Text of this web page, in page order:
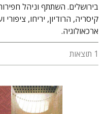
בירושלים. השתתף וניהל
קיסריה, הרודיון, יריחו,
ארכאולוגיה.
1 תוצאות